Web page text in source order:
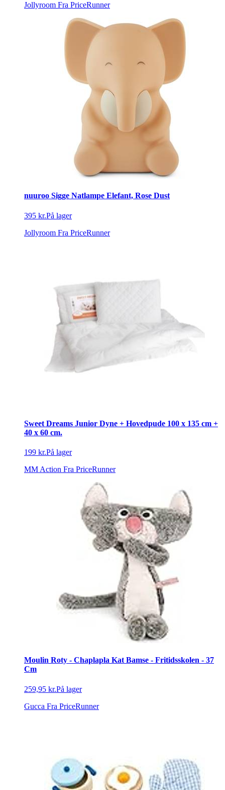
Jollyroom Fra PriceRunner
nuuroo Sigge Natlampe Elefant, Rose Dust
395 kr.På lager
Jollyroom Fra PriceRunner
Sweet Dreams Junior Dyne + Hovedpude 100 x 135 cm +
40 x 60 cm.
199 kr.På lager
MM Action Fra PriceRunner
Moulin Roty - Chaplapla Kat Bamse - Fritidsskolen - 37
Cm
259,95 kr.På lager
Gucca Fra PriceRunner